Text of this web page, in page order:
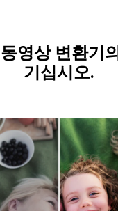
영상 변환기
기십시오.